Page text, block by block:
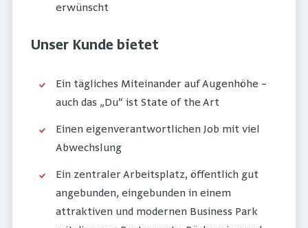
erwünscht
Unser Kunde bietet
Ein tägliches Miteinander auf Augenhöhe –
auch das „Du“ ist State of the Art
Einen eigenverantwortlichen Job mit viel
Abwechslung
Ein zentraler Arbeitsplatz, öffentlich gut
angebunden, eingebunden in einem
attraktiven und modernen Business Park